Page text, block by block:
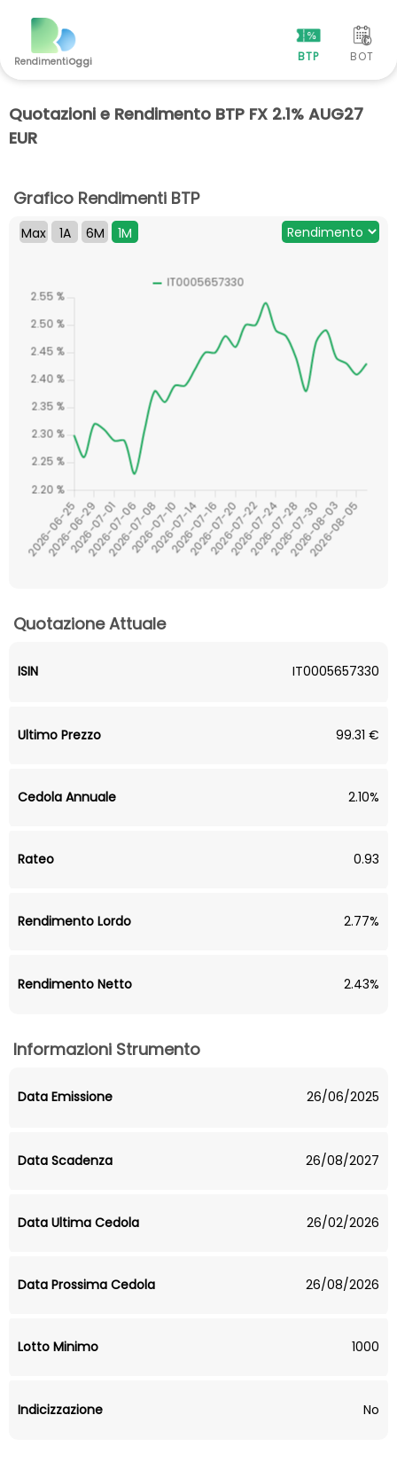
RendimentiOggi BTP BOT
Quotazioni e Rendimento BTP FX 2.1% AUG27
EUR
Grafico Rendimenti BTP
Max 1A 6M 1M
Quotazione Attuale
ISIN IT0005657330
Ultimo Prezzo 99.31 €
Cedola Annuale 2.10%
Rateo 0.93
Rendimento Lordo 2.77%
Rendimento Netto 2.43%
Informazioni Strumento
Data Emissione 26/06/2025
Data Scadenza 26/08/2027
Data Ultima Cedola 26/02/2026
Data Prossima Cedola 26/08/2026
Lotto Minimo 1000
Indicizzazione No